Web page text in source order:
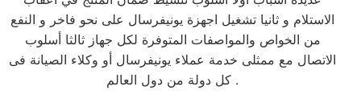
الاستلام و ثانيا تشغيل اجهزة يونيفرسال على نحو فاخر و النفع
من الخواص والمواصفات المتوفرة لكل جهاز ثالثا أسلوب
الاتصال مع ممثلى خدمة عملاء يونيفرسال أو وكلاء الصيانة فى
كل دولة من دول العالم .